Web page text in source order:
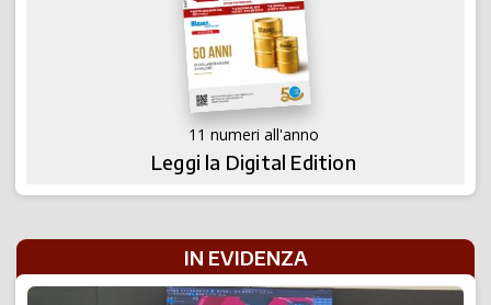
11 numeri all'anno
Leggi la Digital Edition
IN EVIDENZA